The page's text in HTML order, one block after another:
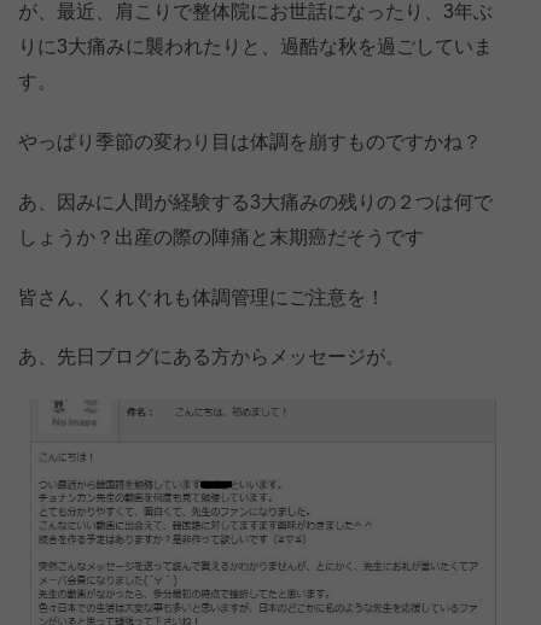
が、最近、肩こりで整体院にお世話になったり、3年ぶ
りに3大痛みに襲われたりと、過酷な秋を過ごしていま
す。
やっぱり季節の変わり目は体調を崩すものですかね？
あ、因みに人間が経験する3大痛みの残りの２つは何で
しょうか？出産の際の陣痛と末期癌だそうです
皆さん、くれぐれも体調管理にご注意を！
あ、先日ブログにある方からメッセージが。